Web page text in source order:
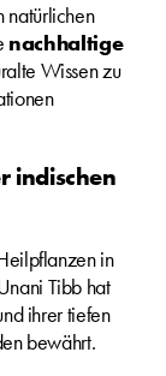
natürlichen
nachhaltige
Wissen zu
indischen
in
Tibb hat
ihrer tiefen
bewährt.